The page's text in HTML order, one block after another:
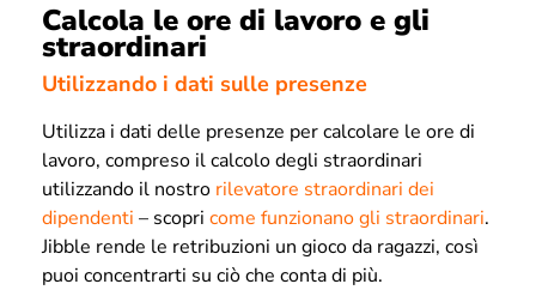
Calcola le ore di lavoro e gli
straordinari
Utilizzando i dati sulle presenze
Utilizza i dati delle presenze per calcolare le ore di
lavoro, compreso il calcolo degli straordinari
utilizzando il nostro rilevatore straordinari dei
dipendenti – scopri come funzionano gli straordinari.
Jibble rende le retribuzioni un gioco da ragazzi, così
puoi concentrarti su ciò che conta di più.